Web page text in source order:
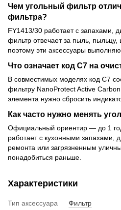
Чем угольный фильтр
фильтра?
FY1413/30 работает с запахами,
фильтр отвечает за пыль, пыльцу,
поэтому эти аксессуары
Что означает код C7 на
В совместимых моделях код C7
фильтру NanoProtect Active
элемента нужно сбросить
Как часто нужно менять
Официальный ориентир — до 1
работает с кухонными запахами,
ремонта или загрязненным
понадобиться раньше.
Характеристики
Тип аксессуара
Фильтр